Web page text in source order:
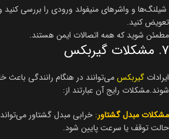
شیلنگ‌ها و واشرهای منیفولد ورودی را بررسی
تعویض کنید.
مطمئن شوید که همه اتصالات ایمن هستند.
۷. مشکلات گیربکس
ایرادات گیربکسمی‌توانند در هنگام رانندگی
شوند.مشکلات رایج آن عبارتند از:
مشکلات مبدل گشتاور: خرابی مبدل گشتاور می‌تواند
حالت توقف یا سرعت پایین شود.